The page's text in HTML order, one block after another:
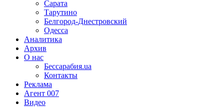
Сарата
Тарутино
Белгород-Днестровский
Одесса
Аналитика
Архив
О нас
Бессарабия.ua
Контакты
Реклама
Агент 007
Видео